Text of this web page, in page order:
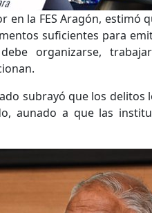
en la FES Aragón, estimó
suficientes para
organizarse,
subrayó que los
aunado a que las